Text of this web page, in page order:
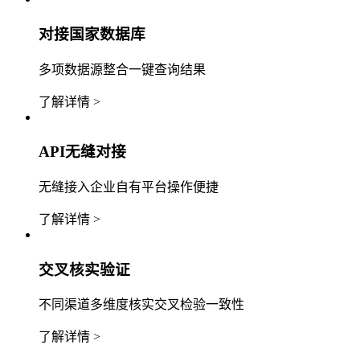
对接国家数据库
多项数据源整合一键查询结果
了解详情 >
API无缝对接
无缝接入企业自有平台操作便捷
了解详情 >
交叉核实验证
不同渠道多维度核实交叉检验一致性
了解详情 >